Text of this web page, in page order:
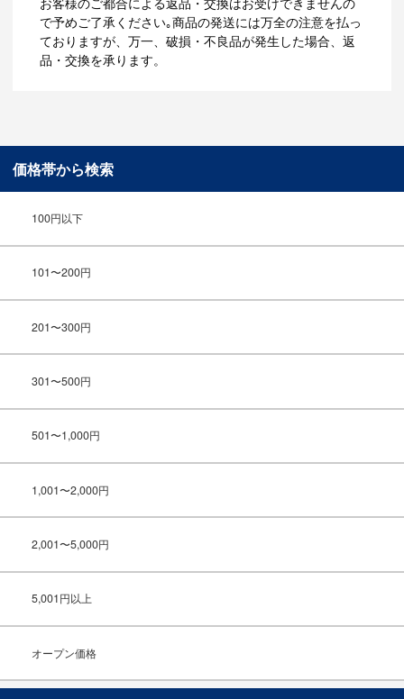
で予めご了承ください｡商品の発送には万全の注意を払っ
ておりますが、万一、破損・不良品が発生した場合、返
品・交換を承ります。
価格帯から検索
100円以下
101〜200円
201〜300円
301〜500円
501〜1,000円
1,001〜2,000円
2,001〜5,000円
5,001円以上
オープン価格